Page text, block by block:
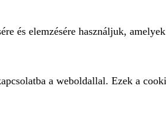
és elemzésére használjuk,
a weboldallal. Ezek a